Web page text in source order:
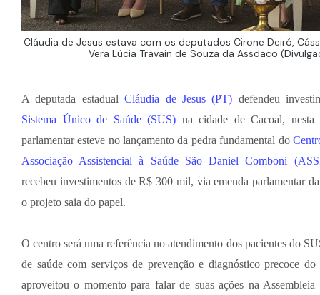
Cláudia de Jesus estava com os deputados Cirone Deiró,
Vera Lúcia Travain de Souza da Assdaco
A deputada estadualCláudia de Jesus (PT) defendeu
Sistema Único de Saúde (SUS) na cidade de Cacoal,
parlamentar esteve no lançamento da pedra fundamental do
Associação Assistencial à Saúde São Daniel Comboni
recebeu investimentos de R$ 300 mil, via emenda parlamentar
o projeto saia do papel.
O centro será uma referência no atendimento dos pacientes do
de saúde com serviços de prevenção e diagnóstico precoce do
aproveitou o momento para falar de suas ações na